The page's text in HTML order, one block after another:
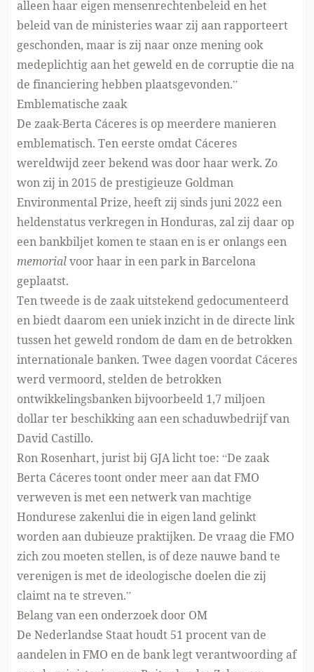
alleen haar eigen mensenrechtenbeleid en het
beleid van de ministeries waar zij aan rapporteert
geschonden, maar is zij naar onze mening ook
medeplichtig aan het geweld en de corruptie die na
de financiering hebben plaatsgevonden.”
Emblematische zaak
De zaak-Berta Cáceres is op meerdere manieren
emblematisch. Ten eerste omdat Cáceres
wereldwijd zeer bekend was door haar werk. Zo
won zij in 2015 de prestigieuze Goldman
Environmental Prize, heeft zij sinds juni 2022 een
heldenstatus verkregen in Honduras, zal zij daar op
een bankbiljet komen te staan en is er onlangs een
memorialvoor haar in een park in Barcelona
geplaatst.
Ten tweede is de zaak uitstekend gedocumenteerd
en biedt daarom een uniek inzicht in de directe link
tussen het geweld rondom de dam en de betrokken
internationale banken. Twee dagen voordat Cáceres
werd vermoord, stelden de betrokken
ontwikkelingsbanken bijvoorbeeld 1,7 miljoen
dollar ter beschikking aan een schaduwbedrijf van
David Castillo.
Ron Rosenhart, jurist bij GJA licht toe: “De zaak
Berta Cáceres toont onder meer aan dat FMO
verweven is met een netwerk van machtige
Hondurese zakenlui die in eigen land gelinkt
worden aan dubieuze praktijken. De vraag die FMO
zich zou moeten stellen, is of deze nauwe band te
verenigen is met de ideologische doelen die zij
claimt na te streven.”
Belang van een onderzoek door OM
De Nederlandse Staat houdt 51 procent van de
aandelen in FMO en de bank legt verantwoording af